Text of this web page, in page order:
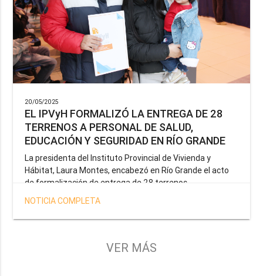
20/05/2025
EL IPVyH FORMALIZÓ LA ENTREGA DE 28
TERRENOS A PERSONAL DE SALUD,
EDUCACIÓN Y SEGURIDAD EN RÍO GRANDE
La presidenta del Instituto Provincial de Vivienda y
Hábitat, Laura Montes, encabezó en Río Grande el acto
de formalización de entrega de 28 terrenos
correspondientes a la operatoria especial anunciada por
el Gobernador Gustavo Melella, la cual tiene como
objetivo brindar una solución habitacional a docentes,
Provincia y del Servicio Penitenciario.
NOTICIA COMPLETA
VER MÁS